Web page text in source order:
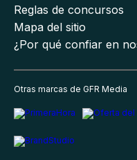
Reglas de concursos
Mapa del sitio
¿Por qué confiar en
Otras marcas de GFR Media